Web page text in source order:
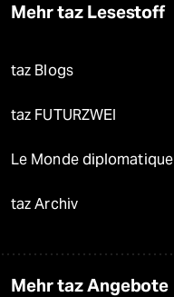
Mehr taz Lesestoff
taz Blogs
taz FUTURZWEI
Le Monde diplomatique
taz Archiv
Mehr taz Angebote